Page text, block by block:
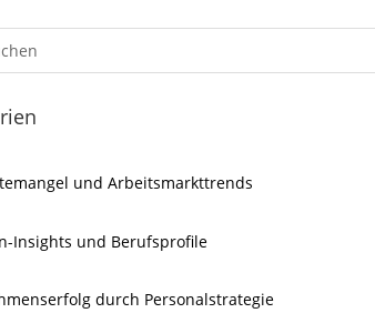
und Arbeitsmarkttrends
Insights und Berufsprofile
durch Personalstrategie